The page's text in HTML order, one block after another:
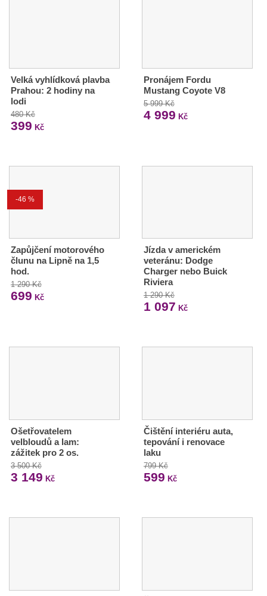
Velká vyhlídková plavba
Prahou: 2 hodiny na
lodi
480 Kč
399 Kč
Pronájem Fordu
Mustang Coyote V8
5 999 Kč
4 999 Kč
-46 %
Zapůjčení motorového
člunu na Lipně na 1,5
hod.
1 290 Kč
699 Kč
Jízda v americkém
veteránu: Dodge
Charger nebo Buick
Riviera
1 290 Kč
1 097 Kč
Ošetřovatelem
velbloudů a lam:
zážitek pro 2 os.
3 500 Kč
3 149 Kč
Čištění interiéru auta,
tepování i renovace
laku
799 Kč
599 Kč